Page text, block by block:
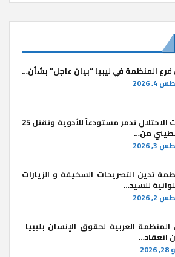
فرع المنظمة في ليبيا “بيان عاجل” بشأن…
2026
قوات الاحتلال تدمر مستودعاً للأدوية وتقتل 25
من…
2026
تدين التصريحات السخيفة و الزيارات
للسيد…
2026
المنظمة العربية لحقوق الإنسان بليبيا
انعقاد…